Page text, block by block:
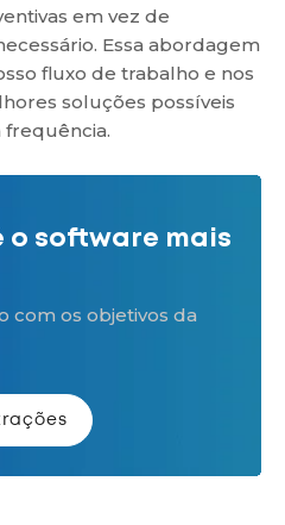
em vez de
Essa abordagem
fluxo de trabalho e nos
soluções possíveis
frequência.
o software mais
com os objetivos da